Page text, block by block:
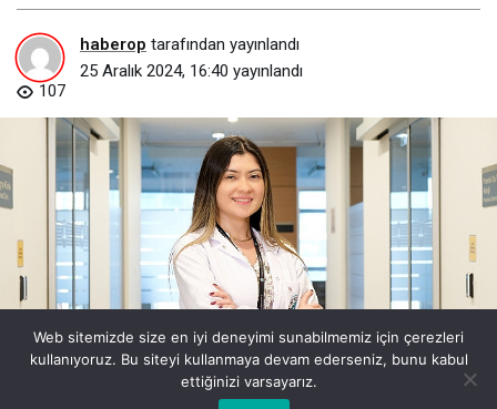
haberop tarafından yayınlandı
25 Aralık 2024, 16:40 yayınlandı
107
civa-salinimi-dolgularin-zarar-gormesi-ya-da-asinmasiyla-artabilir-
amalgam-dolgular-degistirilirken-dikkat-edilmeli.jpg
Web sitemizde size en iyi deneyimi sunabilmemiz için çerezleri
kullanıyoruz. Bu siteyi kullanmaya devam ederseniz, bunu kabul
ettiğinizi varsayarız.